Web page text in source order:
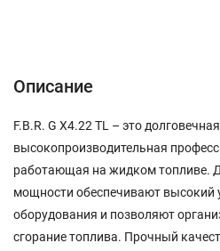
Описание
F.B.R. G X4.22 TL – это
высокопроизводительная
работающая на жидком топливе.
мощности обеспечивают высокий
оборудования и позволяют
сгорание топлива. Прочный